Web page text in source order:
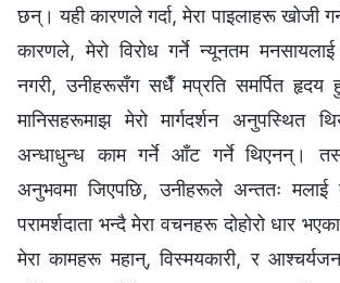
छन्। यही कारणले गर्दा, मेरा पाइलाहरू खोजी
कारणले, मेरो विरोध गर्ने न्यूनतम
नगरी, उनीहरूसँग सधैँ मप्रति समर्पित हृदय
मानिसहरूमाझ मेरो मार्गदर्शन अनुपस्थित
अन्धाधुन्ध काम गर्ने आँट गर्ने थिएनन्।
अनुभवमा जिएपछि, उनीहरूले अन्ततः मलाई
परामर्शदाता भन्दै मेरा वचनहरू दोहोरो धार
मेरा कामहरू महान्, विस्मयकारी, र